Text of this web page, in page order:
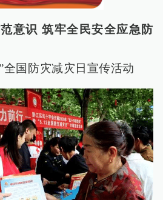
意识 筑牢全民安全应急防
全国防灾减灾日宣传活动